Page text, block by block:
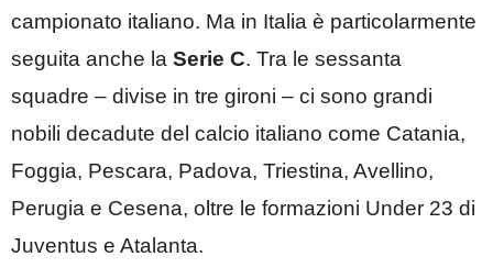
campionato italiano. Ma in Italia è particolarmente
seguita anche la Serie C. Tra le sessanta
squadre – divise in tre gironi – ci sono grandi
nobili decadute del calcio italiano come Catania,
Foggia, Pescara, Padova, Triestina, Avellino,
Perugia e Cesena, oltre le formazioni Under 23 di
Juventus e Atalanta.